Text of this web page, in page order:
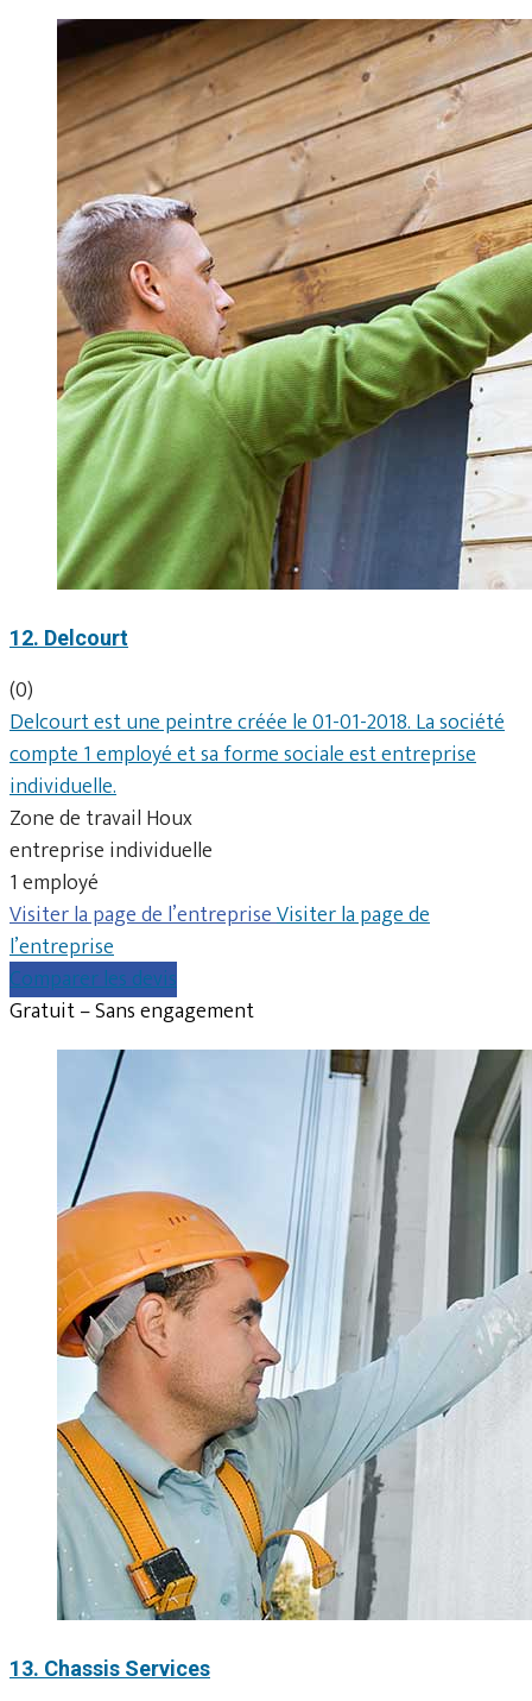
12. Delcourt
(0)
Delcourt est une peintre créée le 01-01-2018. La société
compte 1 employé et sa forme sociale est entreprise
individuelle.
Zone de travail Houx
entreprise individuelle
1 employé
Visiter la page de l’entrepriseVisiter la page de
l’entreprise
Comparer les devis
Gratuit – Sans engagement
13. Chassis Services